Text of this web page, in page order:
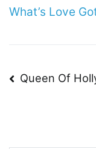
What’s Love
Queen Of